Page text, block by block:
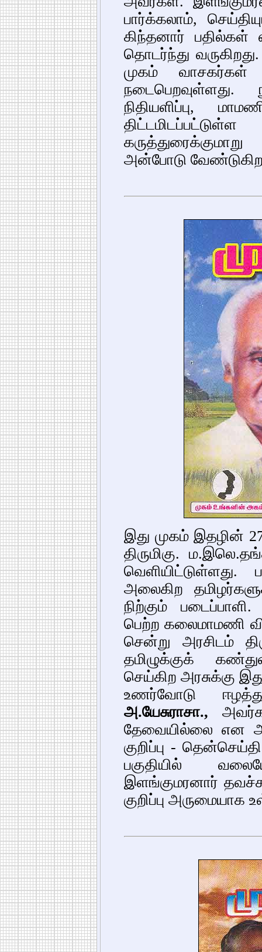
பார்க்கலாம்,
கிந்தனார் பதில்கள்
தொடர்ந்து
முகம் வாசகர்கள்
நடைபெறவுள்ளது.
நிதியளிப்பு,
அன்போடு
இது முகம் இதழின்
திருமிகு.
வெளியிட்டுள்ளது.
அலைகிற
நிற்கும்
பெற்ற கலைமாமணி
சென்று அரசிடம்
தமிழுக்குக்
செய்கிற அரசுக்கு
உணர்வோடு
அ.யேசுராசா.,
தேவையில்லை என
குறிப்பு -
பகுதியில்
இளங்குமரனார்
குறிப்பு அருமையாக